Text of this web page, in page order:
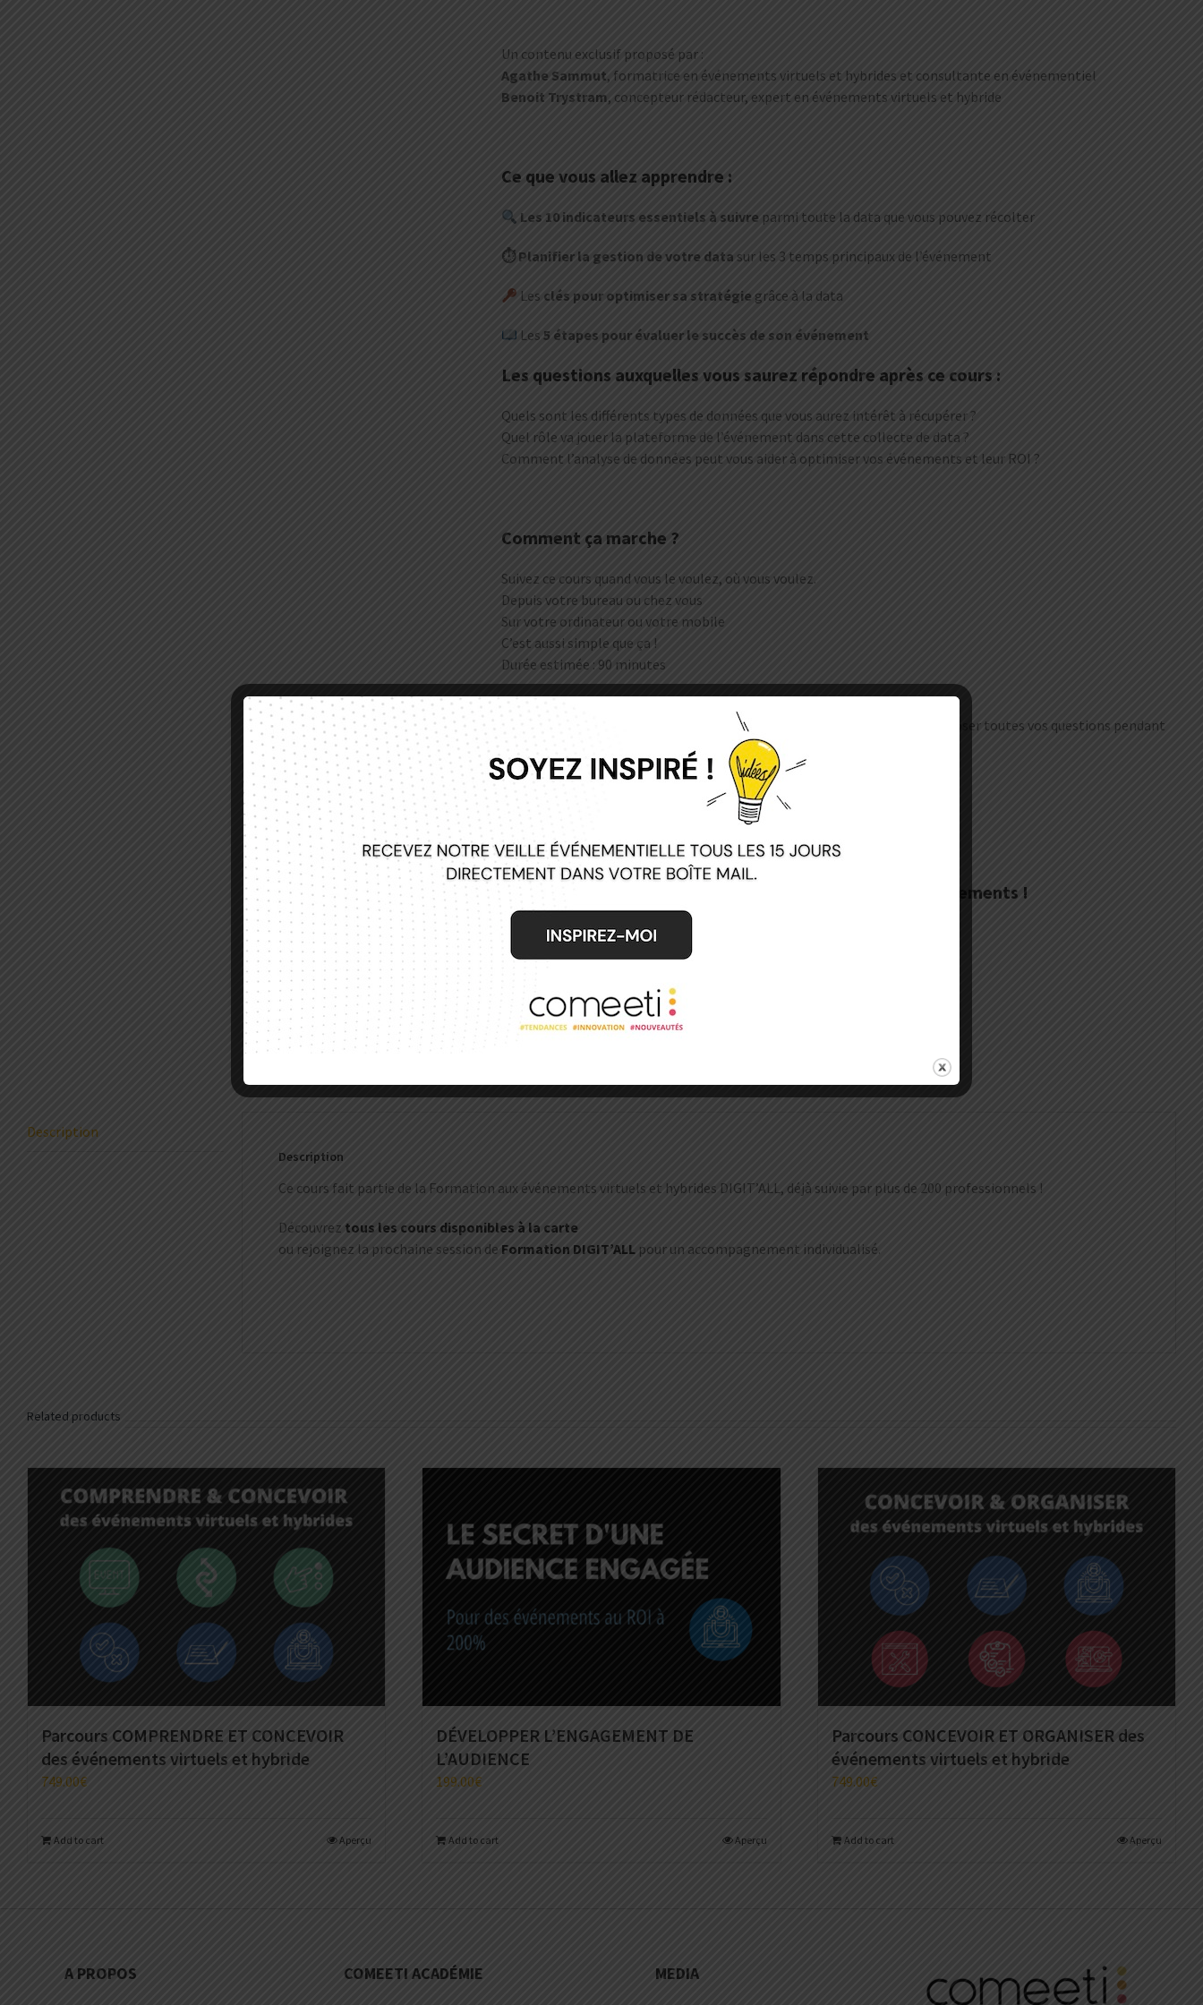
Un contenu exclusif proposé par :
Agathe Sammut, formatrice en événements virtuels et hybrides et consultante en événementiel
Benoit Trystram, concepteur rédacteur, expert en événements virtuels et hybride
Ce que vous allez apprendre :
Les 10 indicateurs essentiels à suivre parmi toute la data que vous pouvez récolter
⏱ Planifier la gestion de votre data sur les 3 temps principaux de l’événement
Les clés pour optimiser sa stratégie grâce à la data
Les5 étapes pour évaluer le succès de son événement
Les questions auxquelles vous saurez répondre après ce cours :
Quels sont les différents types de données que vous aurez intérêt à récupérer ?
Quel rôle va jouer la plateforme de l’événement dans cette collecte de data ?
Comment l’analyse de données peut vous aider à optimiser vos événements et leur ROI ?
Comment ça marche ?
Suivez ce cours quand vous le voulez, où vous voulez.
Depuis votre bureau ou chez vous
Sur votre ordinateur ou votre mobile
C’est aussi simple que ça !
Durée estimée : 90 minutes
un forum de discussion avec Agathe Sammut et Benoit Trystram pour poser toutes vos questions pendant
une visio programmée tous les 15 jours pour une session de Q&A live
Prenez 90 minutes pour suivre ce cours
et gagnez un temps précieux sur tous vos prochains événements !
LE
SUCCÈS
DE
quantity
Add to cart
Description
Description
Ce cours fait partie de la Formation aux événements virtuels et hybrides DIGIT’ALL, déjà suivie par plus de 200 professionnels !
Découvrez tous les cours disponibles à la carte
ou rejoignez la prochaine session de Formation DIGIT’ALL pour un accompagnement individualisé.
Related products
Parcours COMPRENDRE ET CONCEVOIR
des événements virtuels et hybride
749.00€
Add to cart Aperçu
DÉVELOPPER L’ENGAGEMENT DE
L’AUDIENCE
199.00€
Add to cart Aperçu
Parcours CONCEVOIR ET ORGANISER des
événements virtuels et hybride
749.00€
Add to cart Aperçu
A PROPOS COMEETI ACADÉMIE MEDIA